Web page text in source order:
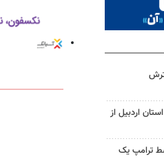
اردبیل از
ترامپ یک